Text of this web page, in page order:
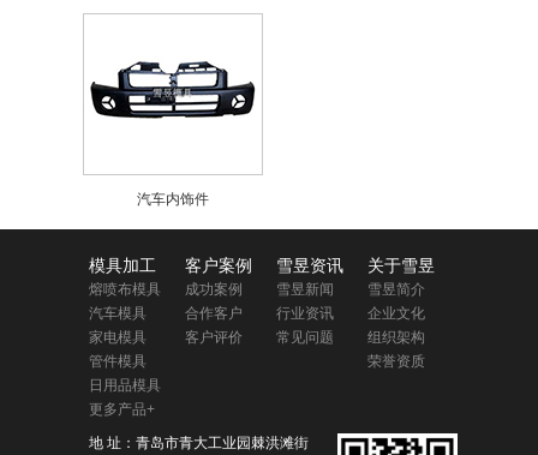
汽车内饰件
模具加工
熔喷布模具
汽车模具
家电模具
管件模具
日用品模具
更多产品+
客户案例
成功案例
合作客户
客户评价
雪昱资讯
雪昱新闻
行业资讯
常见问题
关于雪昱
雪昱简介
企业文化
组织架构
荣誉资质
地 址：青岛市青大工业园棘洪滩街